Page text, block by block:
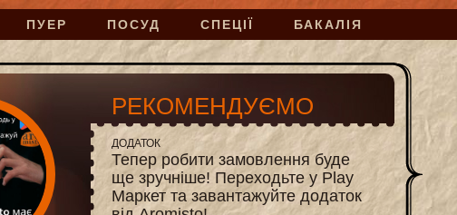
ПУЕР ПОСУД СПЕЦІЇ БАКАЛІЯ
РЕКОМЕНДУЄМО
ДОДАТОК
Тепер робити замовлення буде
ще зручніше! Переходьте у Play
Маркет та завантажуйте додаток